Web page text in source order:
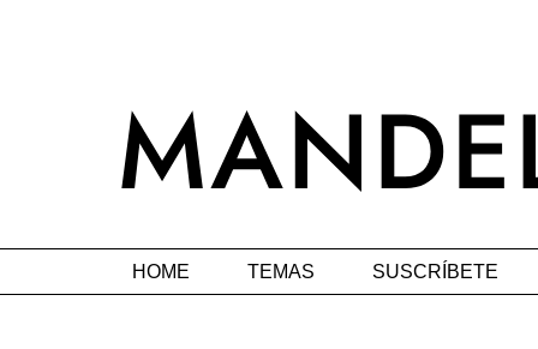
HOME TEMAS SUSCRÍBETE